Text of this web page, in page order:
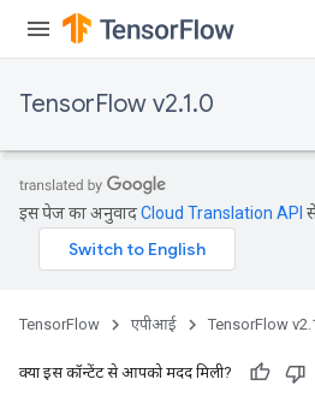
TensorFlow v2.1.0
इस पेज का अनुवादCloud Translation API
TensorFlow एपीआई TensorFlow
क्या इस कॉन्टेंट से आपको मदद मिली?